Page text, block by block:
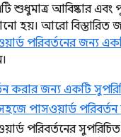
শুধুমাত্র আবিষ্কার এবং
হয়। আরো বিস্তারিত
পরিবর্তনের জন্য
করার জন্য একটি
পাসওয়ার্ড
পরিবর্তনের